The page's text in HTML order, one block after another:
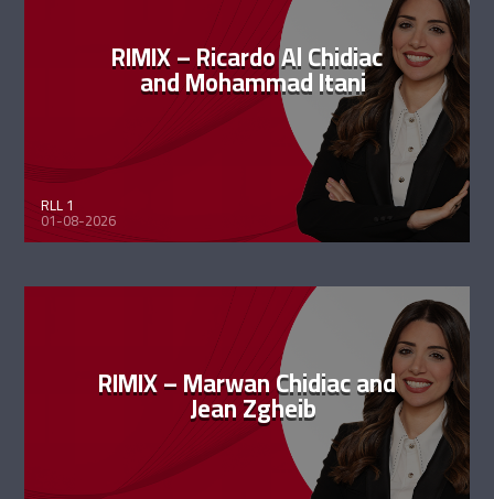
RIMIX – Ricardo Al Chidiac
and Mohammad Itani
RLL 1
01-08-2026
RIMIX – Marwan Chidiac and
Jean Zgheib